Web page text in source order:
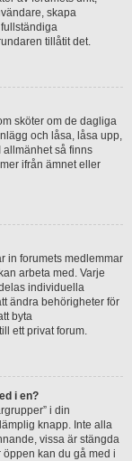
skapa
tillåtit det.
sköter om de dagliga
och låsa, låsa upp,
allmänhet så finns
ifrån ämnet eller
in forumets medlemmar
arbeta med. Varje
individuella
ändra behörigheter för
byta
ett privat forum.
i en?
i din
knapp. Inte alla
vissa är stängda
kan du gå med i